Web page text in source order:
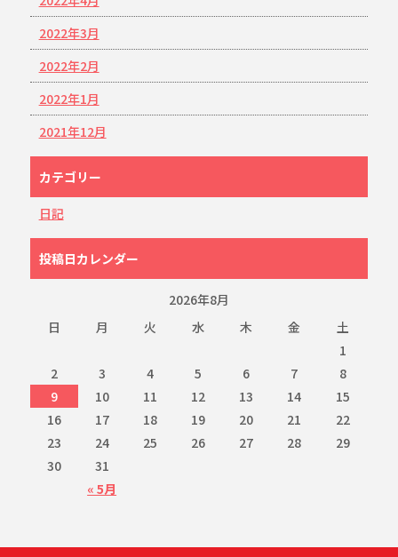
2022年3月
2022年2月
2022年1月
2021年12月
カテゴリー
日記
投稿日カレンダー
2026年8月
日
月 火 水 木 金 土
« 5月
1
2
3 4 5 6 7
8
9
10 11 12 13 14
15
16
17 18 19 20 21
22
23
24 25 26 27 28
29
30
31